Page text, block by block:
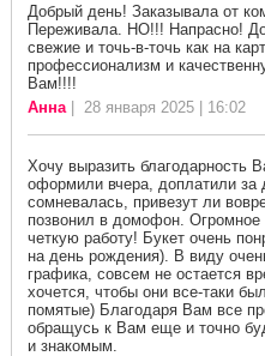
Добрый день! Заказывала от
Переживала. НО!!! Напрасно!
свежие и точь-в-точь как на
профессионализм и
Вам!!!!
Анна| 28 января 2025 | 16:02
Хочу выразить благодарность
оформили вчера, доплатили за
сомневалась, привезут ли
позвонил в домофон.
четкую работу! Букет очень
на день рождения). В виду
графика, совсем не остается
хочется, чтобы они все-таки
помятые) Благодаря Вам все
обращусь к Вам еще и точно
и знакомым.